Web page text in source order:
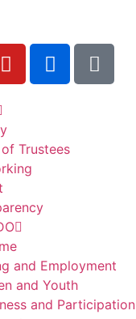
Trustees
and Employment
and Youth
and Participation